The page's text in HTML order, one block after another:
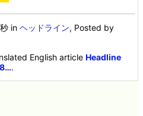
inヘッドライン, Posted by
English articleHeadline
.